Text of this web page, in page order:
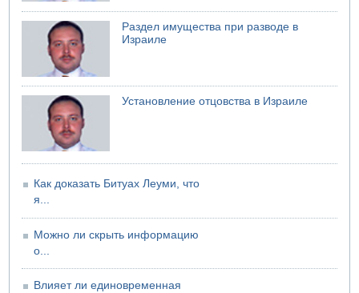
Раздел имущества при разводе в
Израиле
Установление отцовства в Израиле
Как доказать Битуах Леуми, что
я...
Можно ли скрыть информацию
о...
Влияет ли единовременная